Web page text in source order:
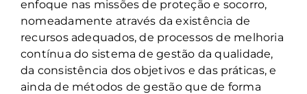
enfoque nas missões de proteção e socorro,
nomeadamente através da existência de
recursos adequados, de processos de melhoria
contínua do sistema de gestão da qualidade,
da consistência dos objetivos e das práticas, e
ainda de métodos de gestão que de forma